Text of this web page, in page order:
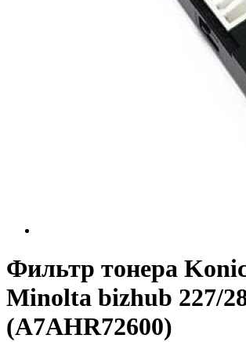
Фильтр тонера
Minolta bizhub 227/
(A7AHR72600)